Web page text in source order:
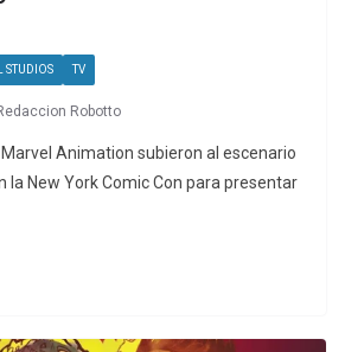
STUDIOS TV
Robotto
Animation subieron al escenario
la New York Comic Con para presentar